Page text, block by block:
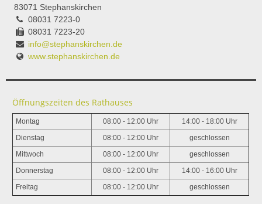
83071 Stephanskirchen
08031 7223-0
08031 7223-20
info@stephanskirchen.de
www.stephanskirchen.de
Öffnungszeiten des Rathauses
Montag 08:00 - 12:00 Uhr 14:00 - 18:00 Uhr
Dienstag 08:00 - 12:00 Uhr geschlossen
Mittwoch 08:00 - 12:00 Uhr geschlossen
Donnerstag 08:00 - 12:00 Uhr 14:00 - 16:00 Uhr
Freitag 08:00 - 12:00 Uhr geschlossen